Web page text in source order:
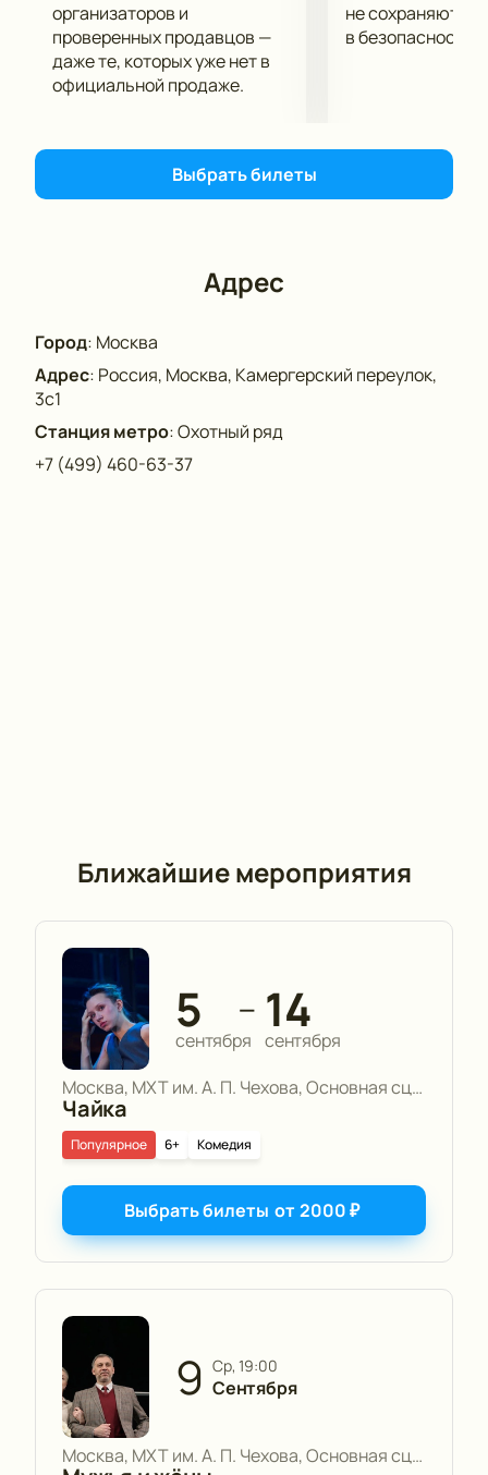
организаторов и
проверенных продавцов —
даже те, которых уже нет в
официальной продаже.
не сохраняются
в безопасности.
Выбрать билеты
Адрес
Город: Москва
Адрес: Россия, Москва, Камергерский переулок,
3с1
Станция метро:Охотный ряд
+7 (499) 460-63-37
Ближайшие мероприятия
5
сентября
— 14
сентября
Москва, МХТ им. А. П. Чехова, Основная сцена
Чайка
6+ Комедия
Популярное
Выбрать билеты от2000₽
9 ср, 19:00
Сентября
Москва, МХТ им. А. П. Чехова, Основная сцена